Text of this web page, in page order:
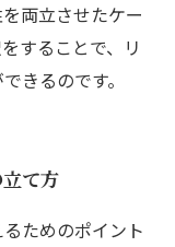
両立させたケー
することで、リ
きるのです。
て方
ためのポイント